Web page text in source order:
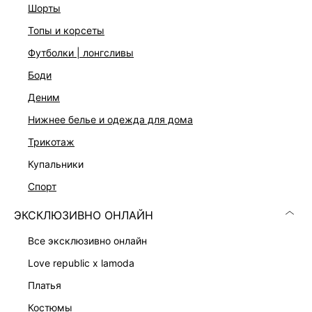
шорты
топы и корсеты
футболки | лонгсливы
боди
деним
нижнее белье и одежда для дома
трикотаж
купальники
спорт
ЭКСКЛЮЗИВНО ОНЛАЙН
все эксклюзивно онлайн
love republic x lamoda
платья
костюмы
Прилегающий крой с драпировкой
Длина мини
Воротник-стойка
Два цвета: кремовый и коричневый
На модели размер 44. Крой модели соответствует
стандартному размеру.
ДОСТАВКА И ВОЗВРАТ
Подробные условия доставки и возврата